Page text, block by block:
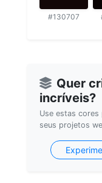
#130707
Quer
incríveis?
Use estas cores
seus projetos